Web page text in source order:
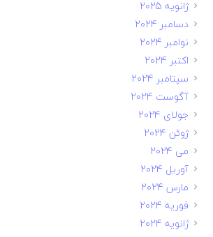
ژانویه 2025
دسامبر 2024
نوامبر 2024
اکتبر 2024
سپتامبر 2024
آگوست 2024
جولای 2024
ژوئن 2024
می 2024
آوریل 2024
مارس 2024
فوریه 2024
ژانویه 2024